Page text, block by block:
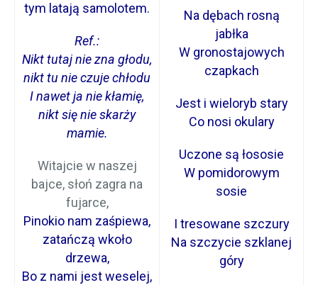
tym latają samolotem.
Ref.:
Nikt tutaj nie zna głodu,
nikt tu nie czuje chłodu
I nawet ja nie kłamię,
nikt się nie skarży
mamie.
Witajcie w naszej
bajce, słoń zagra na
fujarce,
Pinokio nam zaśpiewa,
zatańczą wkoło
drzewa,
Bo z nami jest weselej,
Na dębach rosną
jabłka
W gronostajowych
czapkach
Jest i wieloryb stary
Co nosi okulary
Uczone są łososie
W pomidorowym
sosie
I tresowane szczury
Na szczycie szklanej
góry